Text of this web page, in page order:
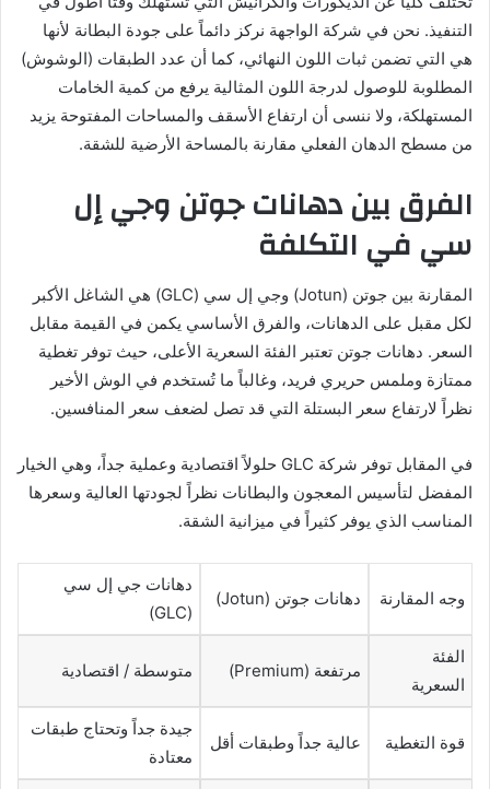
التنفيذ. نحن في شركة الواجهة نركز دائماً على جودة البطانة لأنها
هي التي تضمن ثبات اللون النهائي، كما أن عدد الطبقات (الوشوش)
المطلوبة للوصول لدرجة اللون المثالية يرفع من كمية الخامات
المستهلكة، ولا ننسى أن ارتفاع الأسقف والمساحات المفتوحة يزيد
من مسطح الدهان الفعلي مقارنة بالمساحة الأرضية للشقة.
الفرق بين دهانات جوتن وجي إل
سي في التكلفة
المقارنة بين جوتن (Jotun) وجي إل سي (GLC) هي الشاغل الأكبر
لكل مقبل على الدهانات، والفرق الأساسي يكمن في القيمة مقابل
السعر. دهانات جوتن تعتبر الفئة السعرية الأعلى، حيث توفر تغطية
ممتازة وملمس حريري فريد، وغالباً ما تُستخدم في الوش الأخير
نظراً لارتفاع سعر البستلة التي قد تصل لضعف سعر المنافسين.
في المقابل توفر شركة GLC حلولاً اقتصادية وعملية جداً، وهي الخيار
المفضل لتأسيس المعجون والبطانات نظراً لجودتها العالية وسعرها
المناسب الذي يوفر كثيراً في ميزانية الشقة.
وجه المقارنة دهانات جوتن (Jotun)
دهانات جي إل سي
(GLC)
الفئة
السعرية
مرتفعة (Premium) متوسطة / اقتصادية
قوة التغطية عالية جداً وطبقات أقل
جيدة جداً وتحتاج طبقات
معتادة